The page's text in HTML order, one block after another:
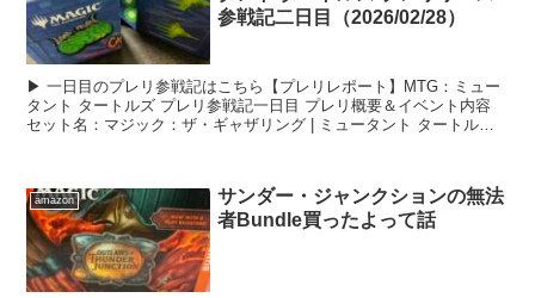
参戦記二日目（2026/02/28）
▶ 一日目のプレリ参戦記はこちら【プレリレポート】MTG：ミュー
タント タートルズ プレリ参戦記一日目 プレリ概要＆イベント内容
セット名：マジック：ザ・ギャザリング | ミュータント タートルズ
amazon
サンダー・ジャンクションの無法
者Bundle買ったよって話